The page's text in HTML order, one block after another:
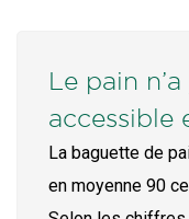
Le pain
accessible
La baguette de
en moyenne 90